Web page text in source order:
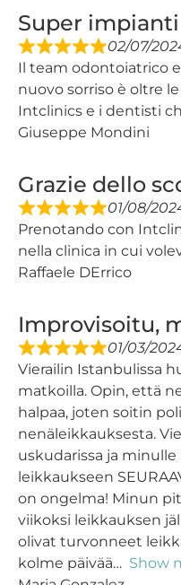
Super impianti
02/07/
Il team odontoiatrico
nuovo sorriso è oltre
Intclinics e i dentisti
Giuseppe Mondini
Grazie dello
01/08/
Prenotando con
nella clinica in cui
Raffaele DErrico
Improvisoitu,
01/03/
Vierailin Istanbulissa
matkoilla. Opin, että
halpaa, joten soitin
nenäleikkauksesta.
uskudarissa ja
leikkaukseen
on ongelma! Minun
viikoksi leikkauksen
olivat turvonneet
kolme päivää
Show